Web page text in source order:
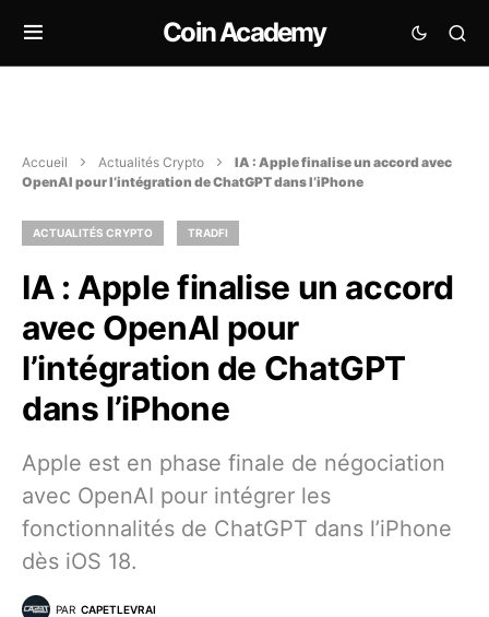
Coin Academy
Accueil Actualités Crypto
IA : Apple finalise un accord avec
OpenAI pour l’intégration de ChatGPT dans l’iPhone
ACTUALITÉS CRYPTO TRADFI
IA : Apple finalise un accord
avec OpenAI pour
l’intégration de ChatGPT
dans l’iPhone
Apple est en phase finale de négociation
avec OpenAI pour intégrer les
fonctionnalités de ChatGPT dans l’iPhone
dès iOS 18.
PAR CAPETLEVRAI